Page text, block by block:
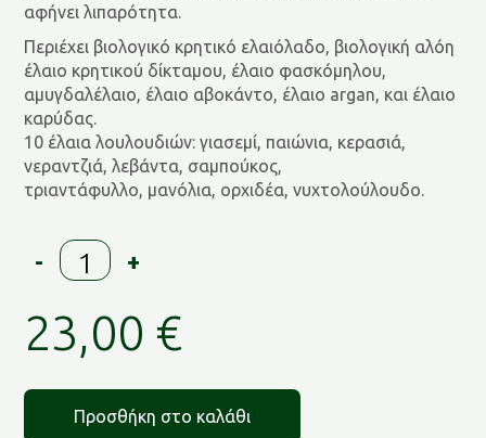
αφήνει λιπαρότητα.
Περιέχει βιολογικό κρητικό ελαιόλαδο, βιολογική αλόη
έλαιο κρητικού δίκταμου, έλαιο φασκόμηλου,
αμυγδαλέλαιο, έλαιο αβοκάντο, έλαιο argan, και έλαιο
καρύδας.
10 έλαια λουλουδιών: γιασεμί, παιώνια, κερασιά,
νεραντζιά, λεβάντα, σαμπούκος,
τριαντάφυλλο, μανόλια, ορχιδέα, νυχτολούλουδο.
-
3
in
DRY
OIL
ml
ποσότητα
+
23,00 €
Προσθήκη στο καλάθι